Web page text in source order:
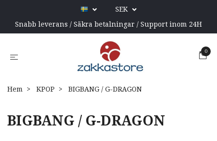
SEK
Snabb leverans / Säkra betalningar / Support inom 24H
0
Hem KPOP BIGBANG / G-DRAGON
BIGBANG / G-DRAGON